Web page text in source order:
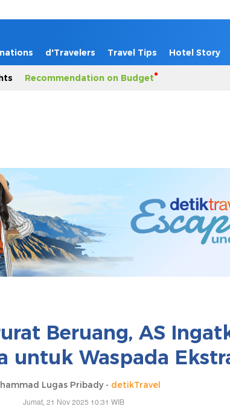
d'Travelers Travel Tips Hotel Story
Recommendation on Budget
Beruang, AS
untuk Waspada
Lugas Pribady - detikTravel
Jumat, 21 Nov 2025 10:31 WIB